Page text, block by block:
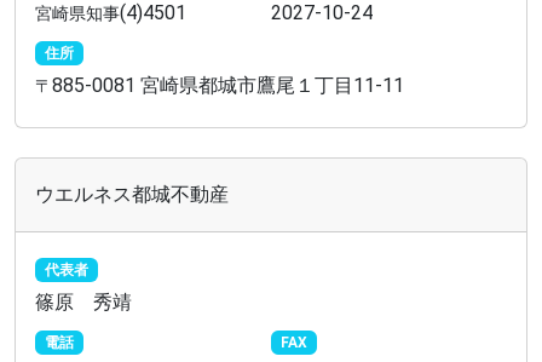
宮崎県知事(4)4501 2027-10-24
住所
〒 885-0081 宮崎県都城市鷹尾１丁目11-11
ウエルネス都城不動産
代表者
篠原 秀靖
電話 FAX